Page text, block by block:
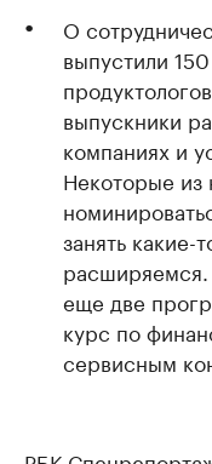
О
выпустили
выпускники
компаниях и
Некоторые из
занять
расширяемся.
еще две
курс по
сервисным